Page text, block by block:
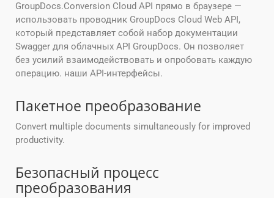
GroupDocs.Conversion Cloud API прямо в браузере —
использовать проводник GroupDocs Cloud Web API,
который представляет собой набор документации
Swagger для облачных API GroupDocs. Он позволяет
без усилий взаимодействовать и опробовать каждую
операцию. наши API-интерфейсы.
Пакетное преобразование
Convert multiple documents simultaneously for improved
productivity.
Безопасный процесс
преобразования